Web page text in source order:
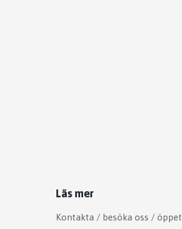
Läs mer
Kontakta / besöka oss /